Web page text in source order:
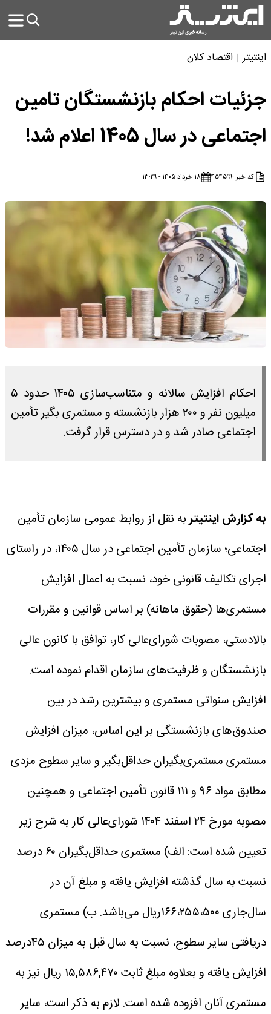
اینتیتر اقتصاد کلان
جزئیات احکام بازنشستگان تامین
اجتماعی در سال 1405 اعلام شد!
کد خبر :۴۵۴۵۹۹ ۱۸ خرداد ۱۴۰۵ - ۱۳:۲۹
احکام افزایش سالانه و متناسب‌سازی ۱۴۰۵ حدود ۵
میلیون نفر و ۲۰۰ هزار بازنشسته و مستمری بگیر تأمین
اجتماعی صادر شد و در دسترس قرار گرفت.
به کزارش اینتیتربه نقل از روابط عمومی سازمان تأمین
اجتماعی؛ سازمان تأمین اجتماعی در سال ۱۴۰۵، در راستای
اجرای تکالیف قانونی خود، نسبت به اعمال افزایش
مستمری‌ها (حقوق ماهانه) بر اساس قوانین و مقررات
بالادستی، مصوبات شورای‌عالی کار، توافق با کانون عالی
بازنشستگان و ظرفیت‌های سازمان اقدام نموده است.
افزایش سنواتی مستمری و بیشترین رشد در بین
صندوق‌های بازنشستگی بر این اساس، میزان افزایش
مستمری مستمری‌بگیران حداقل‌بگیر و سایر سطوح مزدی
مطابق مواد ۹۶ و ۱۱۱ قانون تأمین اجتماعی و همچنین
مصوبه مورخ ۲۴ اسفند ۱۴۰۴ شورای‌عالی کار به شرح زیر
تعیین شده است:
الف) مستمری حداقل‌بگیران ۶۰ درصد
نسبت به سال گذشته افزایش یافته و مبلغ آن در
سا‌ل‌جاری ۱۶۶،۲۵۵،۵۰۰ریال می‌باشد.
ب) مستمری
دریافتی سایر سطوح، نسبت به سال قبل به میزان ۴۵درصد
افزایش یافته و بعلاوه مبلغ ثابت ۱۵,۵۸۶,۴۷۰ ریال نیز به
مستمری آنان افزوده شده است. لازم به ذکر است، سایر